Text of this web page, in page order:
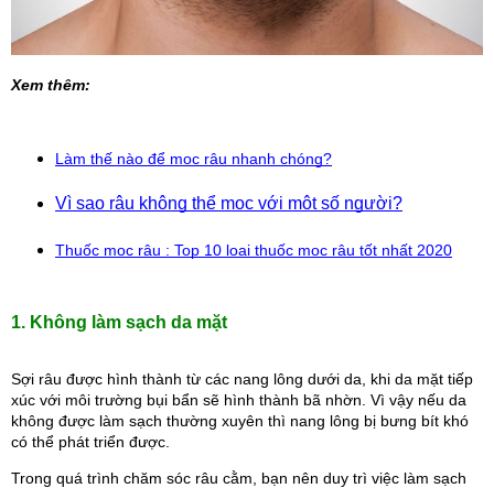
Xem thêm:
Làm thế nào để mọc râu nhanh chóng?
Vì sao râu không thể mọc với một số người?
Thuốc mọc râu : Top 10 loại thuốc mọc râu tốt nhất 2020
1. Không làm sạch da mặt
Sợi râu được hình thành từ các nang lông dưới da, khi da mặt tiếp
xúc với môi trường bụi bẩn sẽ hình thành bã nhờn. Vì vậy nếu da
không được làm sạch thường xuyên thì nang lông bị bưng bít khó
có thể phát triển được.
Trong quá trình chăm sóc râu cằm, bạn nên duy trì việc làm sạch